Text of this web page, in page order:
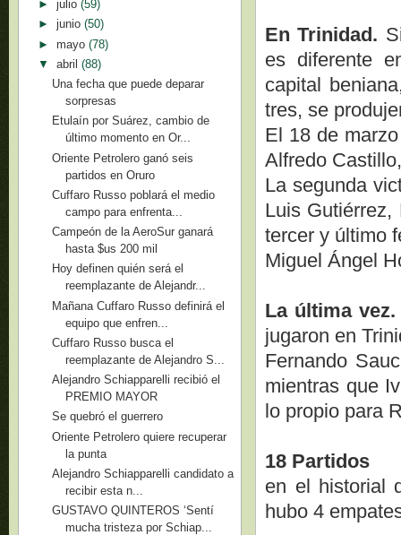
En Trinidad.
es diferente
capital
tres, se
El 18 de
Alfredo
La segunda
Luis Gutiérrez,
tercer y último
Miguel Ángel
La última vez.
jugaron en
Fernando
mientras que
lo propio para
18 Partidos
en el historial
hubo 4
► julio (59)
► junio (50)
► mayo (78)
▼ abril (88)
Una fecha que puede deparar
sorpresas
Etulaín por Suárez, cambio de
último momento en Or...
Oriente Petrolero ganó seis
partidos en Oruro
Cuffaro Russo poblará el medio
campo para enfrenta...
Campeón de la AeroSur ganará
hasta $us 200 mil
Hoy definen quién será el
reemplazante de Alejandr...
Mañana Cuffaro Russo definirá el
equipo que enfren...
Cuffaro Russo busca el
reemplazante de Alejandro S...
Alejandro Schiapparelli recibió el
PREMIO MAYOR
Se quebró el guerrero
Oriente Petrolero quiere recuperar
la punta
Alejandro Schiapparelli candidato a
recibir esta n...
GUSTAVO QUINTEROS ‘Sentí
mucha tristeza por Schiap...